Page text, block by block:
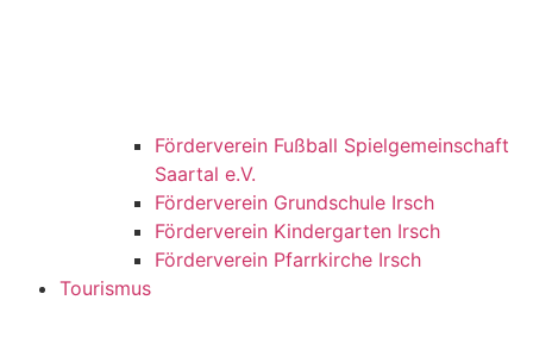
Förderverein Fußball Spielgemeinschaft
Saartal e.V.
Förderverein Grundschule Irsch
Förderverein Kindergarten Irsch
Förderverein Pfarrkirche Irsch
Tourismus